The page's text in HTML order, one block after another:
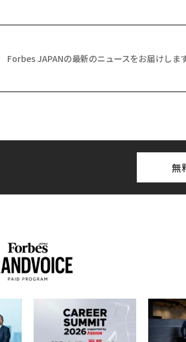
Forbes JAPANの最新のニュースをお届けしま
無